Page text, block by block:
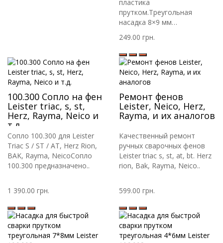
пластика
прутком.Треугольная
насадка 8×9 мм
249.00 грн.
100.300 Сопло на фен
Leister triac, s, st,
Herz, Rayma, Neico и
т.д.
Сопло 100.300 для Leister
Triac S / ST / AT, Herz Rion,
BAK, Rayma, NeicoСопло
100.300 предназначено..
1 390.00 грн.
Ремонт фенов
Leister, Neico, Herz,
Rayma, и их аналогов
Качественный ремонт
ручных сварочных фенов
Leister triac s, st, at, bt. Herz
rion, Bak, Rayma, Neico..
599.00 грн.